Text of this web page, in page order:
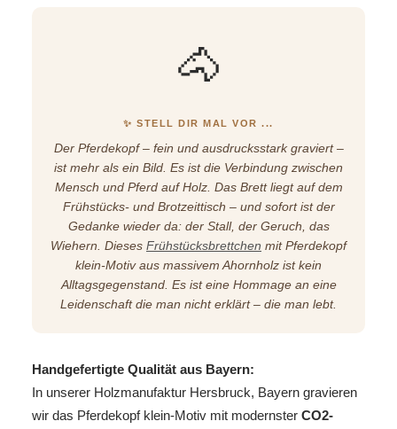
🐴
✨ STELL DIR MAL VOR ...
Der Pferdekopf – fein und ausdrucksstark graviert –
ist mehr als ein Bild. Es ist die Verbindung zwischen
Mensch und Pferd auf Holz. Das Brett liegt auf dem
Frühstücks- und Brotzeittisch – und sofort ist der
Gedanke wieder da: der Stall, der Geruch, das
Wiehern. Dieses Frühstücksbrettchen mit Pferdekopf
klein-Motiv aus massivem Ahornholz ist kein
Alltagsgegenstand. Es ist eine Hommage an eine
Leidenschaft die man nicht erklärt – die man lebt.
Handgefertigte Qualität aus Bayern:
In unserer Holzmanufaktur Hersbruck, Bayern gravieren
wir das Pferdekopf klein-Motiv mit modernster CO2-